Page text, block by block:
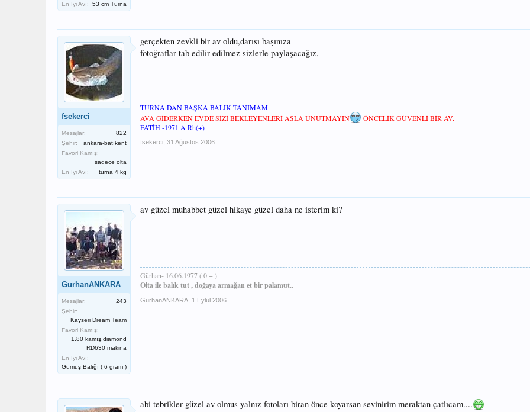
En İyi Avı:
53 cm Turna
fsekerci
Mesajlar:
822
Şehir:
ankara-batıkent
Favori Kamış:
sadece olta
En İyi Avı:
turna 4 kg
gerçekten zevkli bir av oldu,darısı başınıza
fotoğraflar tab edilir edilmez sizlerle paylaşacağız,
TURNA DAN BAŞKA BALIK TANIMAM
AVA GİDERKEN EVDE SİZİ BEKLEYENLERİ ASLA UNUTMAYIN
ÖNCELİK GÜVENLİ BİR AV.
FATİH -1971 A Rh(+)
fsekerci 31 Ağustos 2006
GurhanANKARA
Mesajlar:
243
Şehir:
Kayseri Dream Team
Favori Kamış:
1.80 kamış,diamond
RD630 makina
En İyi Avı:
Gümüş Balığı ( 6 gram )
av güzel muhabbet güzel hikaye güzel daha ne isterim ki?
Gürhan- 16.06.1977 ( 0 + )
Olta ile balık tut , doğaya armağan et bir palamut..
GurhanANKARA 1 Eylül 2006
abi tebrikler güzel av olmus yalnız fotoları biran önce koyarsan sevinirim meraktan çatlıcam....